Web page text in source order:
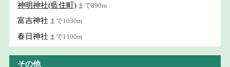
神明神社(藍住町) まで890m
富吉神社 まで1030m
春日神社 まで1100m
その他